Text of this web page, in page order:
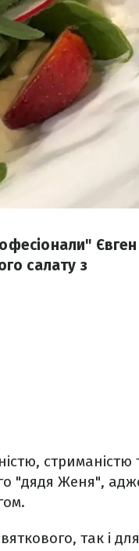
Євген
салату з
стриманістю
"дядя Женя",
так і для